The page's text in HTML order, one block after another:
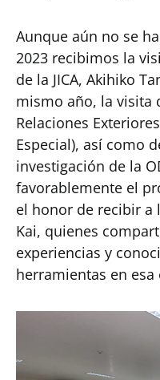
Aunque aún no se
2023 recibimos la
de la JICA, Akihiko
mismo año, la visita
Relaciones
Especial), así como
investigación de la
favorablemente el
el honor de recibir a
Kai, quienes
experiencias y
herramientas en esa